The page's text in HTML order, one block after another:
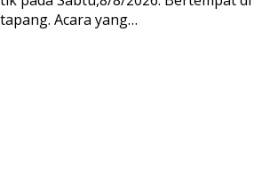
Acara yang…